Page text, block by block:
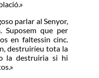
parlar al Senyor,
Suposem que per
en faltessin cinc.
destruiríeu tota la
la destruiria si hi